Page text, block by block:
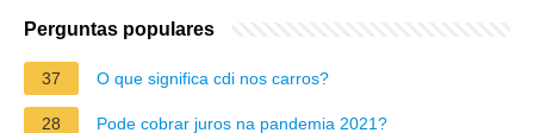
Perguntas populares
37 O que significa cdi nos carros?
28 Pode cobrar juros na pandemia 2021?